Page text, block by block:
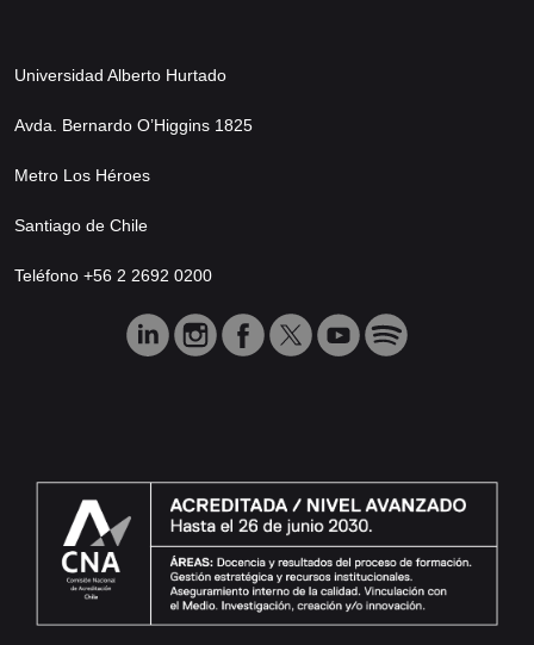
Universidad Alberto Hurtado
Avda. Bernardo O’Higgins 1825
Metro Los Héroes
Santiago de Chile
Teléfono +56 2 2692 0200